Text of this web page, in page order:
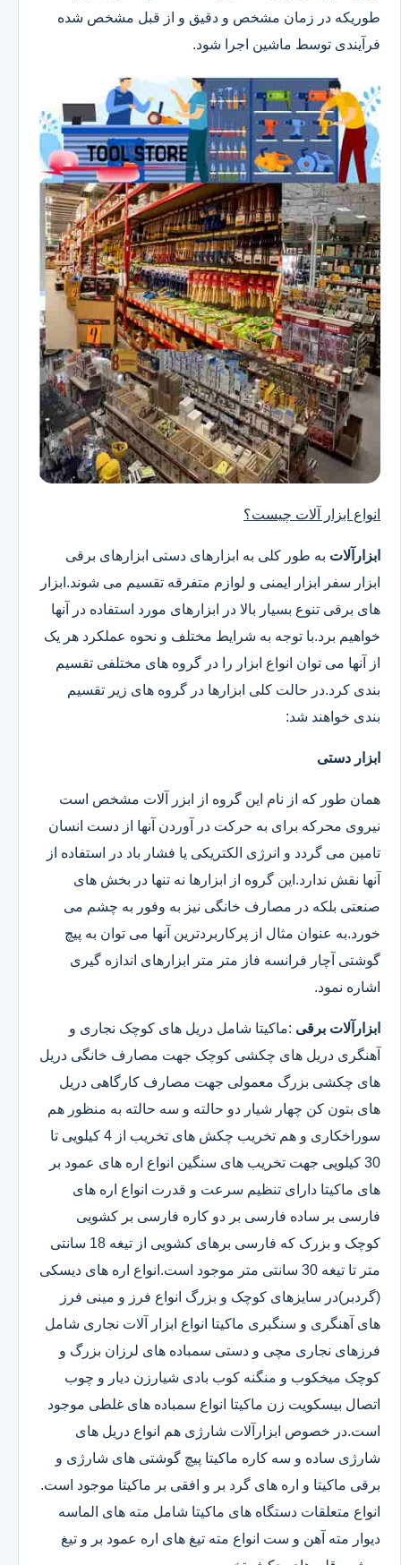
طوریکه در زمان مشخص و دقیق و از قبل مشخص شده
فرآیندی توسط ماشین اجرا شود.
انواع ابزار آلات چیست؟
ابزارآلات به طور کلی به ابزارهای دستی ابزارهای برقی
ابزار سفر ابزار ایمنی و لوازم متفرقه تقسیم می شوند.ابزار
های برقی تنوع بسیار بالا در ابزارهای مورد استفاده در آنها
خواهیم برد.با توجه به شرایط مختلف و نحوه عملکرد هر یک
از آنها می توان انواع ابزار را در گروه های مختلفی تقسیم
بندی کرد.در حالت کلی ابزارها در گروه های زیر تقسیم
بندی خواهند شد:
ابزار دستی
همان طور که از نام این گروه از ابزر آلات مشخص است
نیروی محرکه برای به حرکت در آوردن آنها از دست انسان
تامین می گردد و انرژی الکتریکی یا فشار باد در استفاده از
آنها نقش ندارد.این گروه از ابزارها نه تنها در بخش های
صنعتی بلکه در مصارف خانگی نیز به وفور به چشم می
خورد.به عنوان مثال از پرکاربردترین آنها می توان به پیچ
گوشتی آچار فرانسه فاز متر متر ابزارهای اندازه گیری
اشاره نمود.
ابزارآلات برقی :ماکیتا شامل دریل های کوچک نجاری و
آهنگری دریل های چکشی کوچک جهت مصارف خانگی دریل
های چکشی بزرگ معمولی جهت مصارف کارگاهی دریل
های بتون کن چهار شیار دو حالته و سه حالته به منظور هم
سوراخکاری و هم تخریب چکش های تخریب از 4 کیلویی تا
30 کیلویی جهت تخریب های سنگین انواع اره های عمود بر
های ماکیتا دارای تنظیم سرعت و قدرت انواع اره های
فارسی بر ساده فارسی بر دو کاره فارسی بر کشویی
کوچک و بزرک که فارسی برهای کشویی از تیغه 18 سانتی
متر تا تیغه 30 سانتی متر موجود است.انواع اره های دیسکی
(گردبر)در سایزهای کوچک و بزرگ انواع فرز و مینی فرز
های آهنگری و سنگبری ماکیتا انواع ابزار آلات نجاری شامل
فرزهای نجاری مچی و دستی سمباده های لرزان بزرگ و
کوچک میخکوب و منگنه کوب بادی شیارزن دیار و چوب
اتصال بیسکویت زن ماکیتا انواع سمباده های غلطی موجود
است.در خصوص ابزارآلات شارژی هم انواع دریل های
شارژی ساده و سه کاره ماکیتا پیچ گوشتی های شارژی و
برقی ماکیتا و اره های گرد بر و افقی بر ماکیتا موجود است.
انواع متعلقات دستگاه های ماکیتا شامل مته های الماسه
دیوار مته آهن و ست انواع مته تیغ های اره عمود بر و تیغ